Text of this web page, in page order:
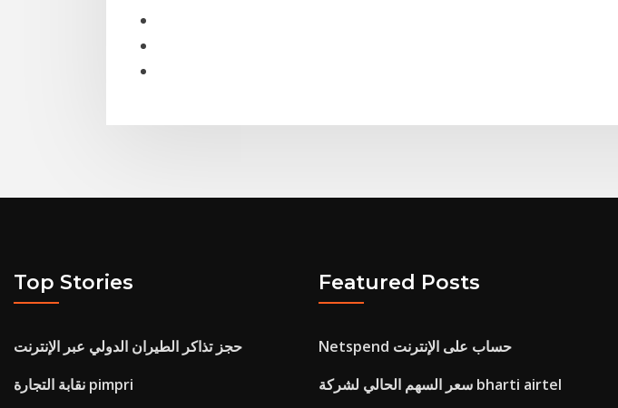
Top Stories
حجز تذاكر الطيران الدولي عبر الإنترنت
نقابة التجارة pimpri
Featured Posts
Netspend حساب على الإنترنت
سعر السهم الحالي لشركة bharti airtel